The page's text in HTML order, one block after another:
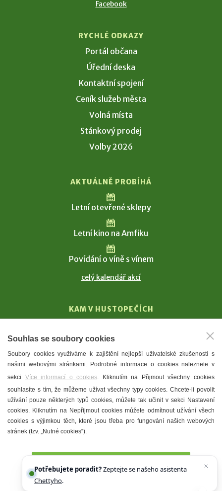
Facebook
RYCHLÉ ODKAZY
Portál občana
Úřední deska
Kontaktní spojení
Ceník služeb města
Volná místa
Stánkový prodej
Volby 2026
AKTUÁLNĚ PROBÍHÁ
Letní otevřené sklepy
Letní kino na Amfiku
Povídání o víně s vínem
celý kalendář akcí
KAM V HUSTOPEČÍCH
T. G. Masaryk
Mandloně
Ubytování
Restaurace
Městské muzeum a galerie
Denní meníčka
Souhlas se soubory cookies
Soubory cookies využíváme k zajištění nejlepší uživatelské zkušenosti s
našimi webovými stránkami. Podrobné informace o cookies naleznete v
sekci Více informací o cookies. Kliknutím na Přijmout všechny cookies
souhlasíte s tím, že můžeme užívat všechny typy cookies. Chcete-li povolit
užívání pouze některých typů cookies, můžete tak učinit v sekci Nastavení
cookies. Kliknutím na Nepřijmout cookies můžete odmítnout užívání všech
cookies s výjimkou těch, které jsou třeba pro fungování našich webových
stránek (tzv. „Nutné cookies“).
Potřebujete poradit?Zeptejte se našeho asistenta
Chettyho.